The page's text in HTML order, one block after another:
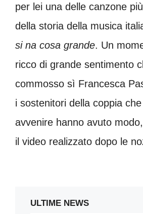
per lei una delle canzone
della storia della musica
si na cosa grande. Un
ricco di grande sentimento
commosso sì Francesca
i sostenitori della coppia
avvenire hanno avuto
il video realizzato dopo le
ULTIME NEWS